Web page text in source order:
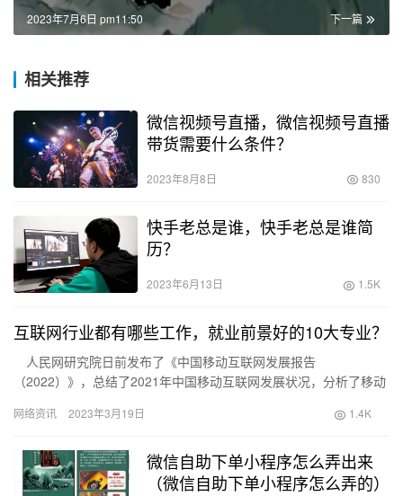
下一篇
2023年7月6日 pm11:50
相关推荐
微信视频号直播，微信视频号直播
带货需要什么条件？
2023年8月8日 830
快手老总是谁，快手老总是谁简
历？
2023年6月13日 1.5K
互联网行业都有哪些工作，就业前景好的10大专业？
人民网研究院日前发布了《中国移动互联网发展报告
（2022）》，总结了2021年中国移动互联网发展状况，分析了移动
全…
网络资讯 2023年3月19日 1.4K
微信自助下单小程序怎么弄出来
（微信自助下单小程序怎么弄的）